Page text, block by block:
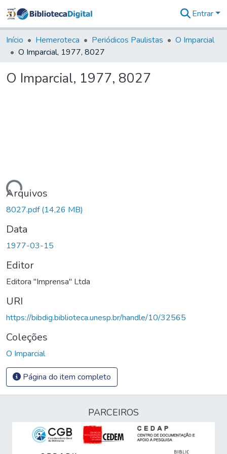
&
Coleções
Tudo na
Digital
Entrar
Início Hemeroteca Periódicos Paulistas
O Imparcial
O Imparcial, 1977, 8027
O Imparcial, 1977, 8027
Arquivos
8027.pdf(14,26 MB)
Data
1977-03-15
Editor
Editora "Imprensa" Ltda
URI
https://bibdig.biblioteca.unesp.br/handle/10/32565
Coleções
O Imparcial
Página do item completo
PARCEIROS